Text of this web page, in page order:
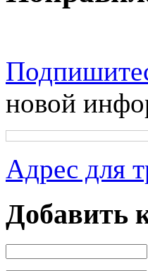
новой
Адрес для
Добавить